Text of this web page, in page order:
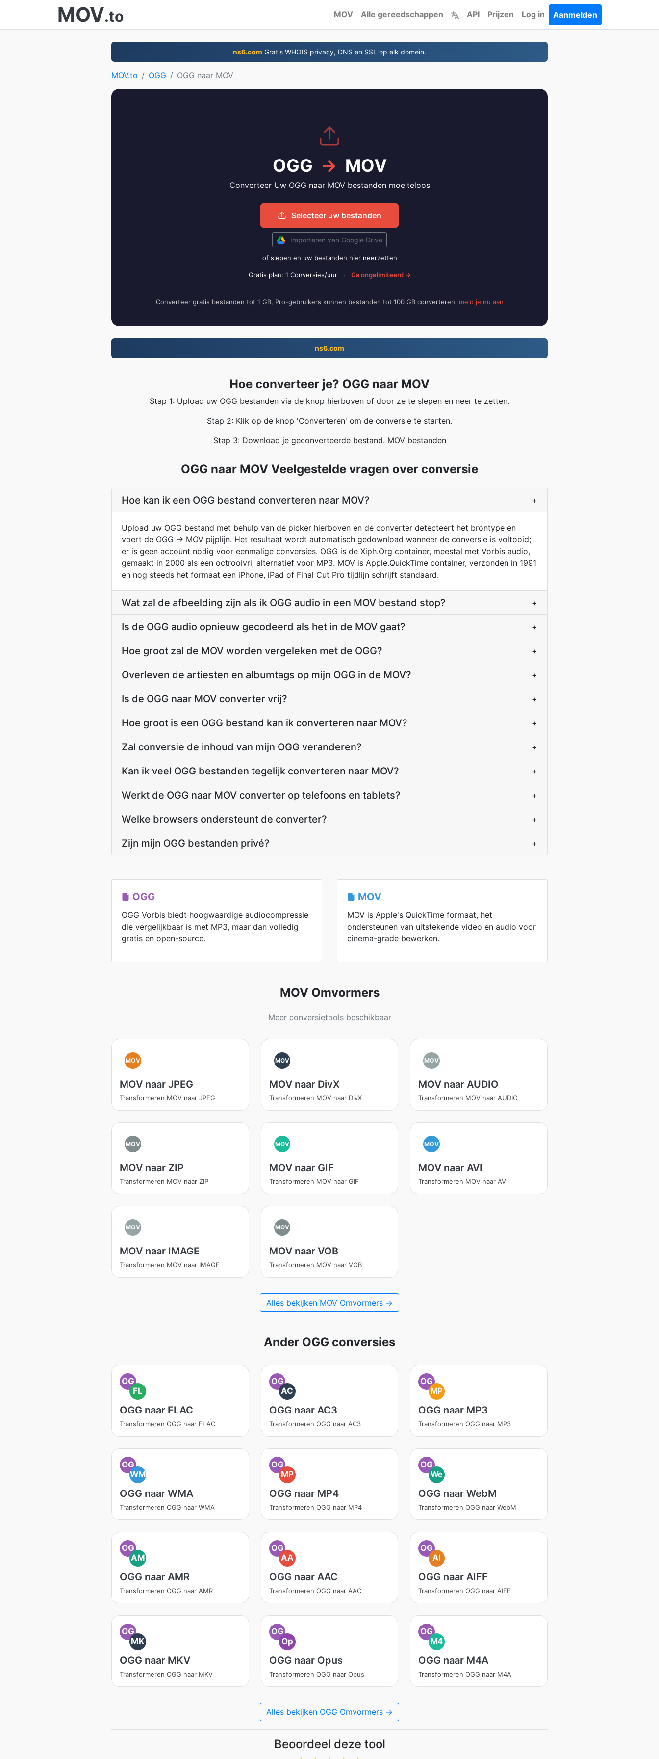
MOV.to MOV Alle gereedschappen API Prijzen Log in Aanmelden
ns6.com Gratis WHOIS privacy, DNS en SSL op elk domein.
MOV.to OGG OGG naar MOV
OGG → MOV
Converteer Uw OGG naar MOV bestanden moeiteloos
Selecteer uw bestanden
Importeren van Google Drive
of slepen en uw bestanden hier neerzetten
Gratis plan: 1 Conversies/uur · Ga ongelimiteerd →
Converteer gratis bestanden tot 1 GB, Pro-gebruikers kunnen bestanden tot 100 GB converteren; meld je nu aan
ns6.com
Hoe converteer je? OGG naar MOV
Stap 1: Upload uw OGG bestanden via de knop hierboven of door ze te slepen en neer te zetten.
Stap 2: Klik op de knop 'Converteren' om de conversie te starten.
Stap 3: Download je geconverteerde bestand. MOV bestanden
OGG naar MOV Veelgestelde vragen over conversie
Hoe kan ik een OGG bestand converteren naar MOV? +
Upload uw OGG bestand met behulp van de picker hierboven en de converter detecteert het brontype en
voert de OGG → MOV pijplijn. Het resultaat wordt automatisch gedownload wanneer de conversie is voltooid;
er is geen account nodig voor eenmalige conversies. OGG is de Xiph.Org container, meestal met Vorbis audio,
gemaakt in 2000 als een octrooivrij alternatief voor MP3. MOV is Apple.QuickTime container, verzonden in 1991
en nog steeds het formaat een iPhone, iPad of Final Cut Pro tijdlijn schrijft standaard.
Wat zal de afbeelding zijn als ik OGG audio in een MOV bestand stop? +
Is de OGG audio opnieuw gecodeerd als het in de MOV gaat? +
Hoe groot zal de MOV worden vergeleken met de OGG? +
Overleven de artiesten en albumtags op mijn OGG in de MOV? +
Is de OGG naar MOV converter vrij? +
Hoe groot is een OGG bestand kan ik converteren naar MOV? +
Zal conversie de inhoud van mijn OGG veranderen? +
Kan ik veel OGG bestanden tegelijk converteren naar MOV? +
Werkt de OGG naar MOV converter op telefoons en tablets? +
Welke browsers ondersteunt de converter? +
Zijn mijn OGG bestanden privé? +
OGG
OGG Vorbis biedt hoogwaardige audiocompressie
die vergelijkbaar is met MP3, maar dan volledig
gratis en open-source.
MOV
MOV is Apple's QuickTime formaat, het
ondersteunen van uitstekende video en audio voor
cinema-grade bewerken.
MOV Omvormers
Meer conversietools beschikbaar
MOV
MOV naar JPEG
Transformeren MOV naar JPEG
MOV
MOV naar DivX
Transformeren MOV naar DivX
MOV
MOV naar AUDIO
Transformeren MOV naar AUDIO
MOV
MOV naar ZIP
Transformeren MOV naar ZIP
MOV
MOV naar GIF
Transformeren MOV naar GIF
MOV
MOV naar AVI
Transformeren MOV naar AVI
MOV
MOV naar IMAGE
Transformeren MOV naar IMAGE
MOV
MOV naar VOB
Transformeren MOV naar VOB
Alles bekijken MOV Omvormers →
Ander OGG conversies
OG
FL
OGG naar FLAC
Transformeren OGG naar FLAC
OG
AC
OGG naar AC3
Transformeren OGG naar AC3
OG
MP
OGG naar MP3
Transformeren OGG naar MP3
OG
WM
OGG naar WMA
Transformeren OGG naar WMA
OG
MP
OGG naar MP4
Transformeren OGG naar MP4
OG
We
OGG naar WebM
Transformeren OGG naar WebM
OG
AM
OGG naar AMR
Transformeren OGG naar AMR
OG
AA
OGG naar AAC
Transformeren OGG naar AAC
OG
AI
OGG naar AIFF
Transformeren OGG naar AIFF
OG
MK
OGG naar MKV
Transformeren OGG naar MKV
OG
Op
OGG naar Opus
Transformeren OGG naar Opus
OG
M4
OGG naar M4A
Transformeren OGG naar M4A
Alles bekijken OGG Omvormers →
Beoordeel deze tool